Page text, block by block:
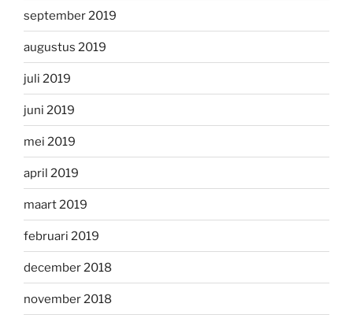
september 2019
augustus 2019
juli 2019
juni 2019
mei 2019
april 2019
maart 2019
februari 2019
december 2018
november 2018